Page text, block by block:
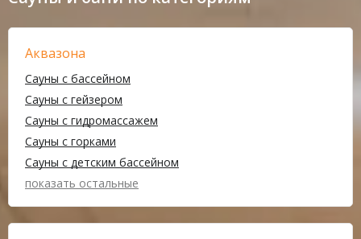
Аквазона
Сауны с бассейном
Сауны с гейзером
Сауны с гидромассажем
Сауны с горками
Сауны с детским бассейном
показать остальные